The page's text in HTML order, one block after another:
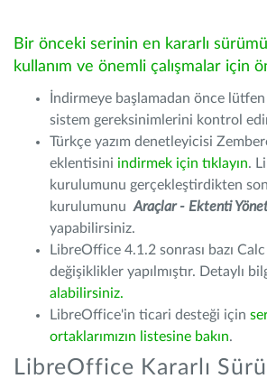
Bir önceki serinin en kararlı
kullanım ve önemli çalışmalar için
İndirmeye başlamadan önce lütfen
sistem gereksinimlerini kontrol
Türkçe yazım denetleyicisi
eklentisini indirmek için tıklayın.
kurulumunu gerçekleştirdikten
kurulumunu Araçlar - Ektenti
yapabilirsiniz.
LibreOffice 4.1.2 sonrası bazı
değişiklikler yapılmıştır. Detaylı
alabilirsiniz.
LibreOffice'in ticari desteği için
ortaklarımızın listesine bakın.
LibreOffice Kararlı